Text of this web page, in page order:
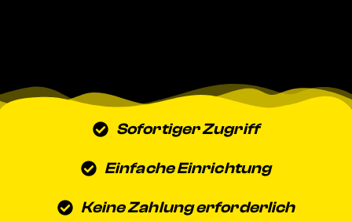
Sofortiger Zugriff
Einfache Einrichtung
Keine Zahlung erforderlich